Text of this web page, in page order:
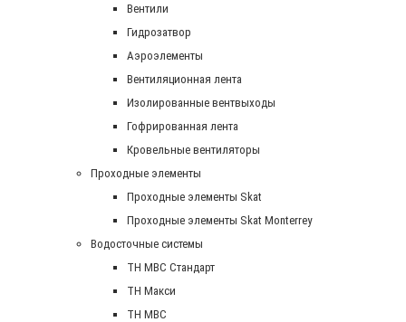
Вентили
Гидрозатвор
Аэроэлементы
Вентиляционная лента
Изолированные вентвыходы
Гофрированная лента
Кровельные вентиляторы
Проходные элементы
Проходные элементы Skat
Проходные элементы Skat Monterrey
Водосточные системы
TH MBC Стандарт
TH Макси
TH МВС